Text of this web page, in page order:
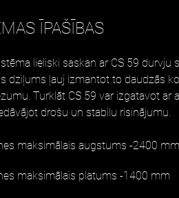
ĪPAŠĪBAS
lieliski saskan ar CS 59 durvju
dziļums ļauj izmantot to daudzās
Turklāt CS 59 var izgatavot ar
drošu un stabilu risinājumu.
maksimālais augstums -2400 mm
maksimālais platums -1400 mm